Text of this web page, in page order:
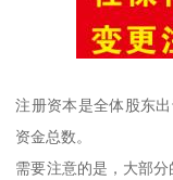
注册资本是全体股东
资金总数。
需要注意的是，大部分